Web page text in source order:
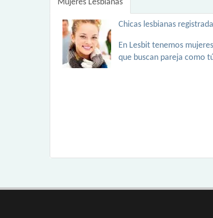
Mujeres Lesbianas
Chicas lesbianas
En Lesbit tenemos
que buscan pareja como